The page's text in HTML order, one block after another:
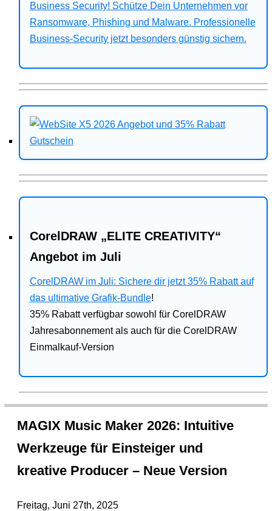
Business Security! Schütze Dein Unternehmen vor
Ransomware, Phishing und Malware. Professionelle
Business-Security jetzt besonders günstig sichern.
CorelDRAW „ELITE CREATIVITY“
Angebot im Juli
CorelDRAW im Juli: Sichere dir jetzt 35% Rabatt auf
das ultimative Grafik-Bundle!
35% Rabatt verfügbar sowohl für CorelDRAW
Jahresabonnement als auch für die CorelDRAW
Einmalkauf-Version
MAGIX Music Maker 2026: Intuitive
Werkzeuge für Einsteiger und
kreative Producer – Neue Version
Freitag, Juni 27th, 2025